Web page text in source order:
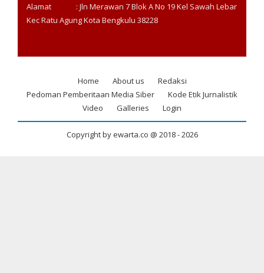
Alamat : Jln Merawan 7 Blok A No 19 Kel Sawah Lebar
Kec Ratu Agung Kota Bengkulu 38228
Footer
Home About us
Redaksi
Pedoman Pemberitaan Media Siber
Kode Etik Jurnalistik
Video
Galleries Login
Copyright by ewarta.co @ 2018 -2026